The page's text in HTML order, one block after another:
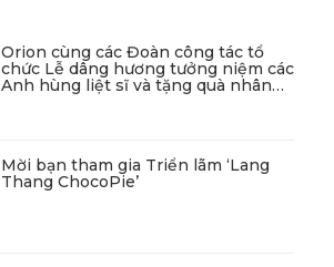
Orion cùng các Đoàn công tác tổ
chức Lễ dâng hương tưởng niệm các
Anh hùng liệt sĩ và tặng quà nhân
Mời bạn tham gia Triển lãm ‘Lang
Thang ChocoPie’